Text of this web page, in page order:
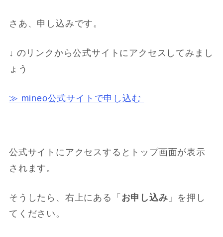
さあ、申し込みです。
↓ のリンクから公式サイトにアクセスしてみまし
ょう
≫ mineo公式サイトで申し込む
公式サイトにアクセスするとトップ画面が表示
されます。
そうしたら、右上にある「 お申し込み 」を押し
てください。